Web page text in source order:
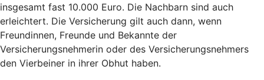
insgesamt fast 10.000 Euro. Die Nachbarn sind auch
erleichtert. Die Versicherung gilt auch dann, wenn
Freundinnen, Freunde und Bekannte der
Versicherungsnehmerin oder des Versicherungsnehmers
den Vierbeiner in ihrer Obhut haben.